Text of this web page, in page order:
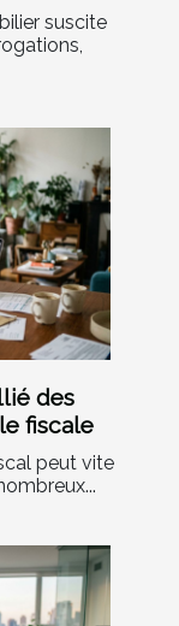
suscite
des
fiscale
peut vite